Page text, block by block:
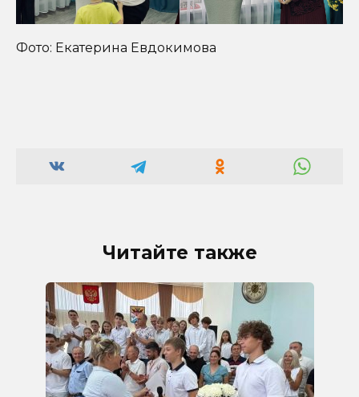
Фото: Екатерина Евдокимова
Читайте также